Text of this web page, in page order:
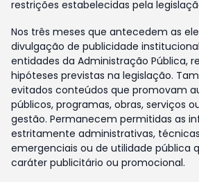
restrições estabelecidas pela
Nos três meses que antecedem as
divulgação de publicidade
entidades da Administração Pública,
hipóteses previstas na legislação.
evitados conteúdos que promovam
públicos, programas, obras, serviços
gestão. Permanecem permitidas as
estritamente administrativas,
emergenciais ou de utilidade pública
caráter publicitário ou promocional.